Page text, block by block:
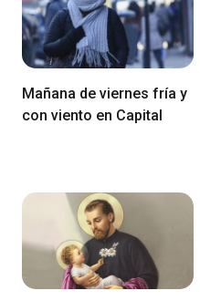
Mañana de viernes fría y
con viento en Capital